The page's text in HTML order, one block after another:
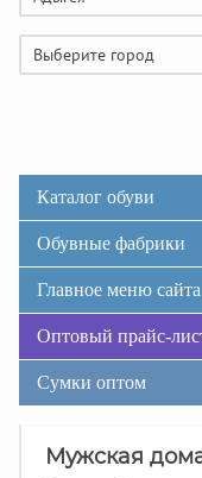
Выберите город
Каталог обуви
Обувные фабрики
Главное меню сайта
Оптовый прайс-
Сумки оптом
Мужская